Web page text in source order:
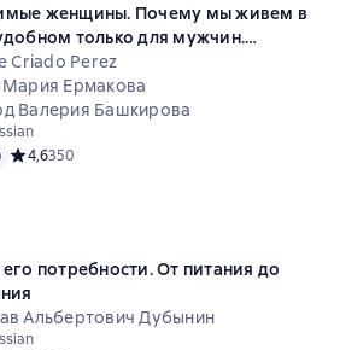
женщины. Почему мы живем в
только для мужчин.
основанное на данных
Criado Perez
Мария Ермакова
Валерия Башкирова
Средний рейтинг 4,6 на основе 350 оценок
4,6350
потребности. От питания до
Альбертович Дубынин